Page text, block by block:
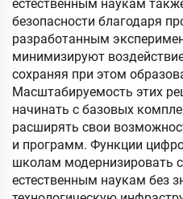
естественным наукам
безопасности благодаря
разработанным
минимизируют
сохраняя при этом
Масштабируемость этих
начинать с базовых
расширять свои
и программ. Функции
школам модернизировать
естественным наукам без